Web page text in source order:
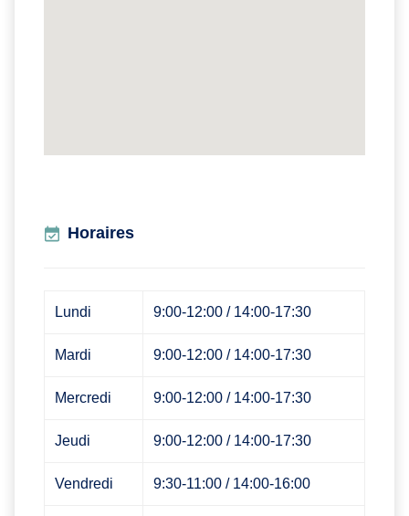
Horaires
Lundi 9:00-12:00 / 14:00-17:30
Mardi 9:00-12:00 / 14:00-17:30
Mercredi 9:00-12:00 / 14:00-17:30
Jeudi 9:00-12:00 / 14:00-17:30
Vendredi 9:30-11:00 / 14:00-16:00